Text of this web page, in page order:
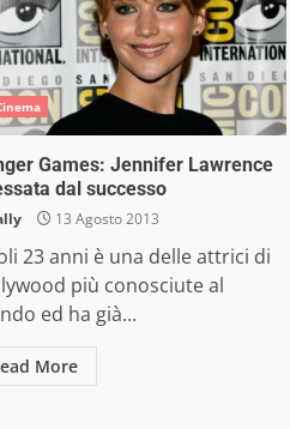
Games: Jennifer Lawrence
dal successo
13 Agosto 2013
23 anni è una delle attrici di
più conosciute al
ed ha già...
More